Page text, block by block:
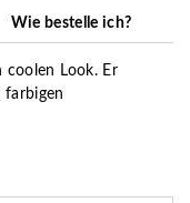
Wie bestelle ich?
coolen Look. Er
farbigen